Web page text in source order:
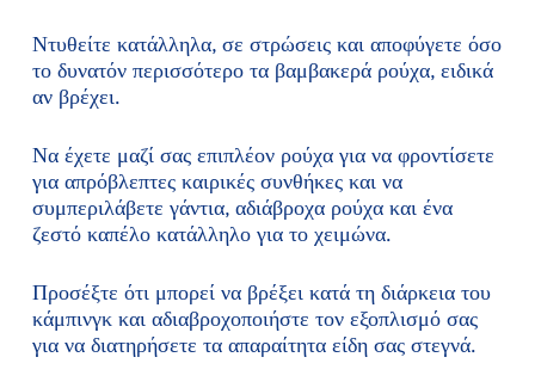
Ντυθείτε κατάλληλα, σε στρώσεις και αποφύγετε όσο
το δυνατόν περισσότερο τα βαμβακερά ρούχα, ειδικά
αν βρέχει.
Να έχετε μαζί σας επιπλέον ρούχα για να φροντίσετε
για απρόβλεπτες καιρικές συνθήκες και να
συμπεριλάβετε γάντια, αδιάβροχα ρούχα και ένα
ζεστό καπέλο κατάλληλο για το χειμώνα.
Προσέξτε ότι μπορεί να βρέξει κατά τη διάρκεια του
κάμπινγκ και αδιαβροχοποιήστε τον εξοπλισμό σας
για να διατηρήσετε τα απαραίτητα είδη σας στεγνά.